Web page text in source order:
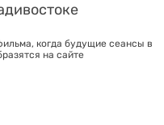
когда будущие сеансы в
на сайте